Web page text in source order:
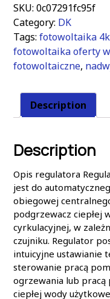
SKU: 0c07291fc95f
Category: DK
Tags: fotowoltaika
fotowoltaika oferty
fotowoltaiczne,
Description
Description
Opis regulatora
jest do
obiegowej
podgrzewacz ciepłej
cyrkulacyjnej, w
czujniku. Regulator
intuicyjne ustawianie
sterowanie pracą
ogrzewania lub pracą
ciepłej wody